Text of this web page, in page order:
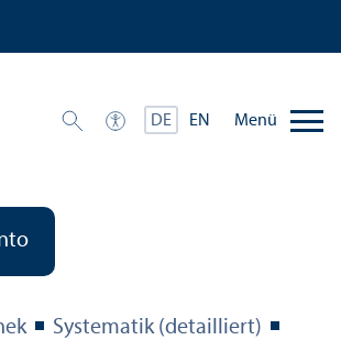
DE EN Menü
Systematik (detailliert)